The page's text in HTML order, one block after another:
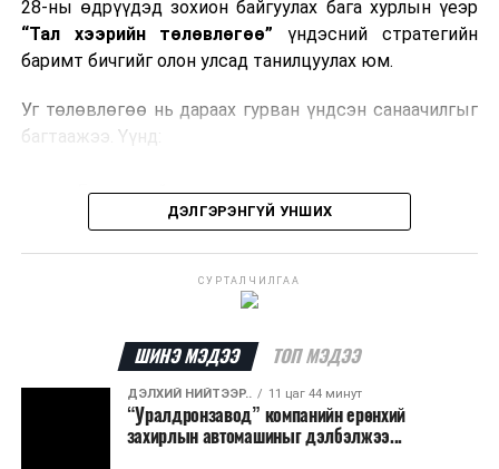
хүсэлтийг түргэн шийдвэрлэх, шатахууны
нийлүүлэлтийн тогтвортой байдлыг хангахыг
холбогдох сайд нарт үүрэг болголоо.
28-ны өдрүүдэд зохион байгуулах бага хурлын үеэр
“Тал хээрийн төлөвлөгөө” үндэсний стратегийн
баримт бичгийг олон улсад танилцуулах юм.
Уг төлөвлөгөө нь дараах гурван үндсэн санаачилгыг
багтаажээ. Үүнд:
Бэлчээрийн тэргүүлэх санаачилга
Ус, газрын нэгдсэн менежментийн санаачилга
дэд бүтцийн санаачилга
Эдгээр санаачилгын хүрээнд нийт
хэрэгжүүлэхээр төлөвлөж,
6.5 тэрбум ам.долларын
санхүүжилт
татахаар зорьж байна. Нэг төслийн
дундаж санхүүжилтийн хэмжээ700 мянган
байхаар тооцжээ.
ДЭЛГЭРЭНГҮЙ УНШИХ
СУРТАЛЧИЛГАА
ШИНЭ МЭДЭЭ ТОП МЭДЭЭ
ДЭЛХИЙ НИЙТЭЭР.. 11 цаг 44 минут
“Уралдронзавод” компанийн ерөнхий
захирлын автомашиныг дэлбэлжээ...